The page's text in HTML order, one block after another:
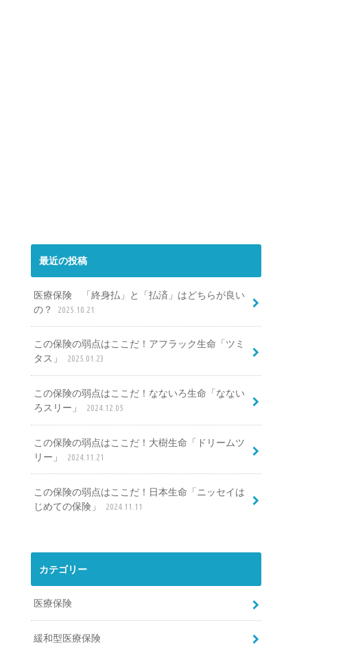
最近の投稿
医療保険 「終身払」と「払済」はどちらが良い
の？
2025.10.21
この保険の弱点はここだ！アフラック生命「ツミ
タス」
2025.01.23
この保険の弱点はここだ！なないろ生命「なない
ろスリー」
2024.12.05
この保険の弱点はここだ！大樹生命「ドリームツ
リー」
2024.11.21
この保険の弱点はここだ！日本生命「ニッセイは
じめての保険」
2024.11.11
カテゴリー
医療保険
緩和型医療保険